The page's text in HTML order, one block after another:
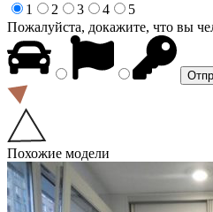
1
2 3 4
5
Пожалуйста, докажите, что вы
Похожие модели